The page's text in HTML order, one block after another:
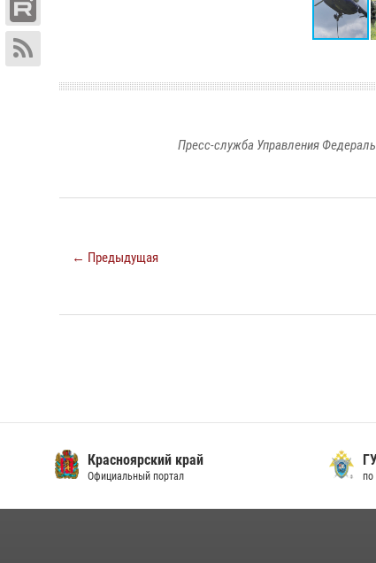
Пресс-служба Управления
← Предыдущая
Красноярский край
Официальный портал по